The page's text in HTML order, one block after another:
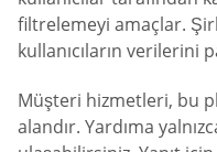
filtrelemeyi amaçlar.
kullanıcıların verilerini
Müşteri hizmetleri, bu
alandır. Yardıma